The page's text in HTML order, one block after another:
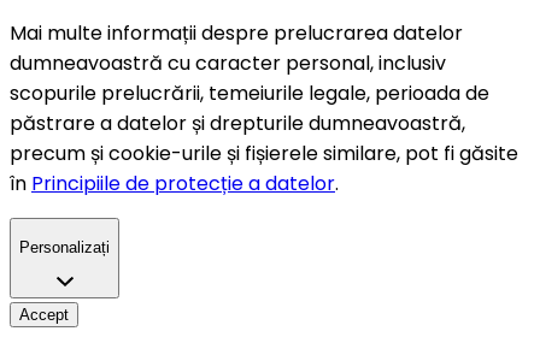
Mai multe informații despre prelucrarea datelor
dumneavoastră cu caracter personal, inclusiv
scopurile prelucrării, temeiurile legale, perioada de
păstrare a datelor și drepturile dumneavoastră,
precum și cookie-urile și fișierele similare, pot fi găsite
în Principiile de protecție a datelor.
Personalizați
Accept